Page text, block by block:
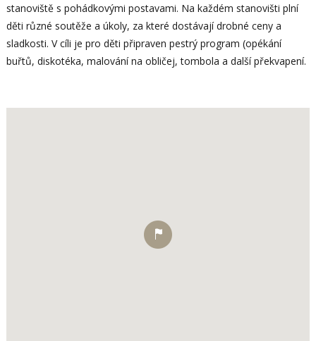
stanoviště s pohádkovými postavami. Na každém stanovišti plní
děti různé soutěže a úkoly, za které dostávají drobné ceny a
sladkosti. V cíli je pro děti připraven pestrý program (opékání
buřtů, diskotéka, malování na obličej, tombola a další překvapení.